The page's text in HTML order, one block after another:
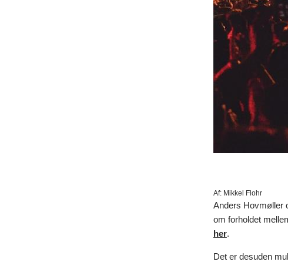
Af:Mikkel Flohr
Anders Hovmøller
om forholdet
her.
Det er desuden